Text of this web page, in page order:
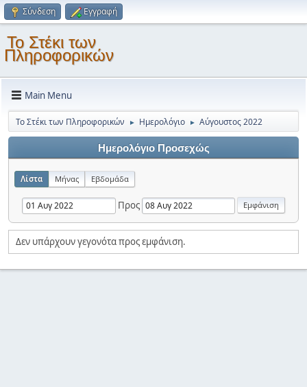
Σύνδεση Εγγραφή
Το Στέκι των
Πληροφορικών
Main Menu
Το Στέκι των Πληροφορικών ► Ημερολόγιο ► Αύγουστος 2022
Ημερολόγιο Προσεχώς
Λίστα Μήνας Εβδομάδα
Προς
Δεν υπάρχουν γεγονότα προς εμφάνιση.